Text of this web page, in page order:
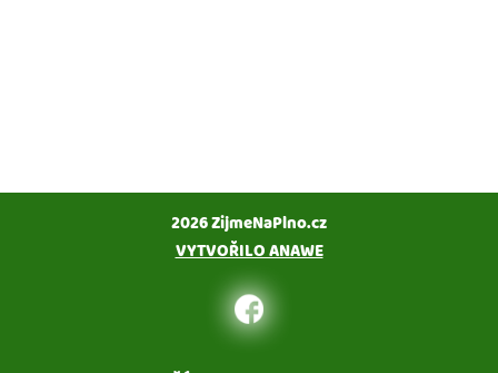
2026 ZijmeNaPlno.cz
VYTVOŘILO ANAWE